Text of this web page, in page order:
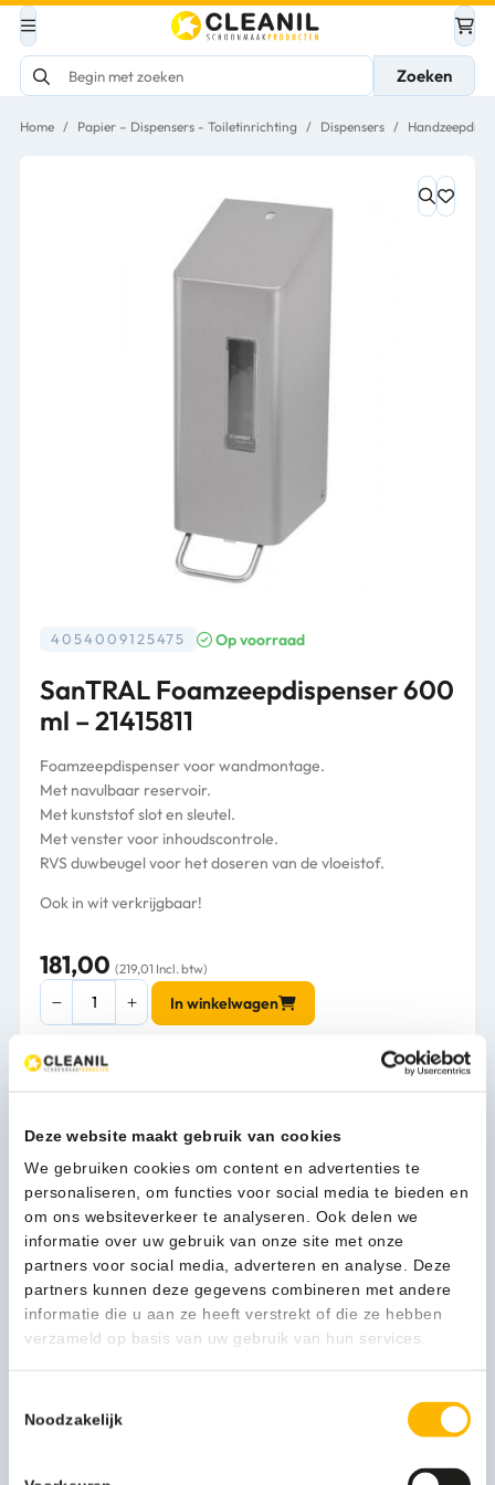
Deze website maakt gebruik van cookies
We gebruiken cookies om content en advertenties te
personaliseren, om functies voor social media te bieden en
om ons websiteverkeer te analyseren. Ook delen we
informatie over uw gebruik van onze site met onze
partners voor social media, adverteren en analyse. Deze
partners kunnen deze gegevens combineren met andere
informatie die u aan ze heeft verstrekt of die ze hebben
verzameld op basis van uw gebruik van hun services.
Noodzakelijk
Zoeken
Home / Papier – Dispensers - Toiletinrichting / Dispensers /
4054009125475 Op voorraad
SanTRAL Foamzeepdispenser 600
ml – 21415811
Foamzeepdispenser voor wandmontage.
Met navulbaar reservoir.
Met kunststof slot en sleutel.
Met venster voor inhoudscontrole.
RVS duwbeugel voor het doseren van de vloeistof.
Ook in wit verkrijgbaar!
181,00 (219,01 Incl. btw)
SanTRAL
Foamzeepdispenser
ml
-
aantal
In winkelwagen
Kan ik u helpen?
Neem contact op
Beschrijving
foamzeepdispenser van SanTRAL. Met deze dispenser,
gevuld met zachte foamzeep, maakt u van de sanitaire stop
Het is niet voor niks dat de foamzeepdispenser van